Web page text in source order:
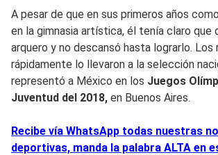
A pesar de que en sus primeros años
en la gimnasia artística, él tenía claro que
arquero y no descansó hasta lograrlo. Los
rápidamente lo llevaron a la selección
representó a México en los Juegos
Juventud del 2018, en Buenos Aires.
Recibe vía WhatsApp todas nuestras
deportivas, manda la palabra ALTA en